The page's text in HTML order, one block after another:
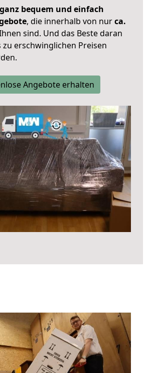
bequem und einfach
, die innerhalb von nurca.
sind. Und das Beste daran
zu erschwinglichen Preisen
Angebote erhalten